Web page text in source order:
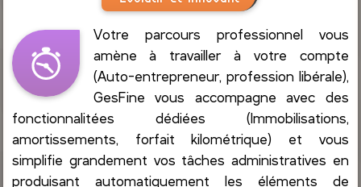
Votre parcours professionnel vous
amène à travailler à votre compte
(Auto-entrepreneur, profession libérale),
GesFine vous accompagne avec des
fonctionnalitées dédiées (Immobilisations,
amortissements, forfait kilométrique) et vous
simplifie grandement vos tâches administratives en
produisant automatiquement les éléments de